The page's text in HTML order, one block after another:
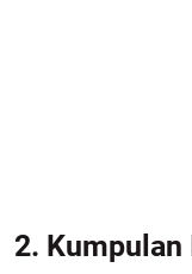
2. Kumpulan